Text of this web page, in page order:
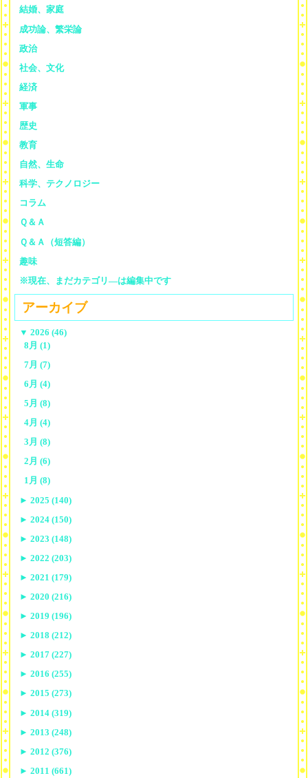
結婚、家庭
成功論、繁栄論
政治
社会、文化
経済
軍事
歴史
教育
自然、生命
科学、テクノロジー
コラム
Ｑ＆Ａ
Ｑ＆Ａ（短答編）
趣味
※現在、まだカテゴリ—は編集中です
アーカイブ
▼ 2026 (46)
8月 (1)
7月 (7)
6月 (4)
5月 (8)
4月 (4)
3月 (8)
2月 (6)
1月 (8)
► 2025 (140)
► 2024 (150)
► 2023 (148)
► 2022 (203)
► 2021 (179)
► 2020 (216)
► 2019 (196)
► 2018 (212)
► 2017 (227)
► 2016 (255)
► 2015 (273)
► 2014 (319)
► 2013 (248)
► 2012 (376)
► 2011 (661)